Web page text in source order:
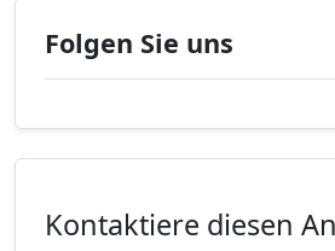
Folgen Sie uns
Kontaktiere diesen